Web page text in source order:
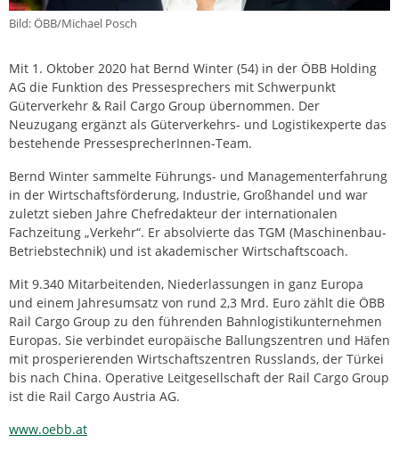
Bild: ÖBB/Michael Posch
Mit 1. Oktober 2020 hat Bernd Winter (54) in der ÖBB Holding
AG die Funktion des Pressesprechers mit Schwerpunkt
Güterverkehr & Rail Cargo Group übernommen. Der
Neuzugang ergänzt als Güterverkehrs- und Logistikexperte das
bestehende PressesprecherInnen-Team.
Bernd Winter sammelte Führungs- und Managementerfahrung
in der Wirtschaftsförderung, Industrie, Großhandel und war
zuletzt sieben Jahre Chefredakteur der internationalen
Fachzeitung „Verkehr“. Er absolvierte das TGM (Maschinenbau-
Betriebstechnik) und ist akademischer Wirtschaftscoach.
Mit 9.340 Mitarbeitenden, Niederlassungen in ganz Europa
und einem Jahresumsatz von rund 2,3 Mrd. Euro zählt die ÖBB
Rail Cargo Group zu den führenden Bahnlogistikunternehmen
Europas. Sie verbindet europäische Ballungszentren und Häfen
mit prosperierenden Wirtschaftszentren Russlands, der Türkei
bis nach China. Operative Leitgesellschaft der Rail Cargo Group
ist die Rail Cargo Austria AG.
www.oebb.at